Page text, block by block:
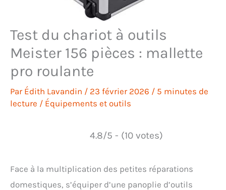
Test du chariot à outils
Meister 156 pièces : mallette
pro roulante
Par Édith Lavandin / 23 février 2026 / 5 minutes de
lecture / Équipements et outils
4.8/5 - (10 votes)
Face à la multiplication des petites réparations
domestiques, s’équiper d’une panoplie d’outils